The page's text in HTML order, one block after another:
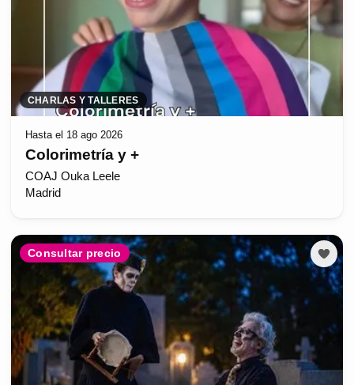
CHARLAS Y TALLERES
Hasta el 18 ago 2026
Colorimetría y +
COAJ Ouka Leele
Madrid
Consultar precio